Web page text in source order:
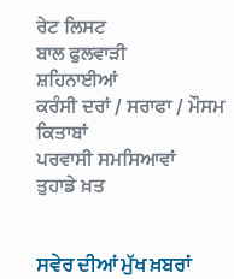
ਰੇਟ ਲਿਸਟ
ਬਾਲ ਫੁਲਵਾੜੀ
ਸ਼ਹਿਨਾਈਆਂ
ਕਰੰਸੀ ਦਰਾਂ / ਸਰਾਫਾ / ਮੌਸਮ
ਕਿਤਾਬਾਂ
ਪਰਵਾਸੀ ਸਮਸਿਆਵਾਂ
ਤੁਹਾਡੇ ਖ਼ਤ
ਸਵੇਰ ਦੀਆਂ ਮੁੱਖ ਖ਼ਬਰਾਂ